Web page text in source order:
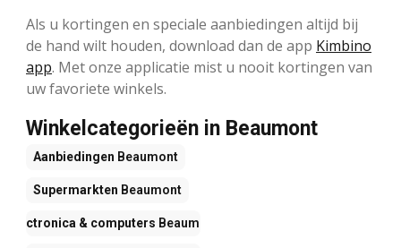
Als u kortingen en speciale aanbiedingen altijd bij
de hand wilt houden, download dan de app Kimbino
app. Met onze applicatie mist u nooit kortingen van
uw favoriete winkels.
Winkelcategorieën in Beaumont
Aanbiedingen Beaumont
Supermarkten Beaumont
Electronica & computers Beaumont